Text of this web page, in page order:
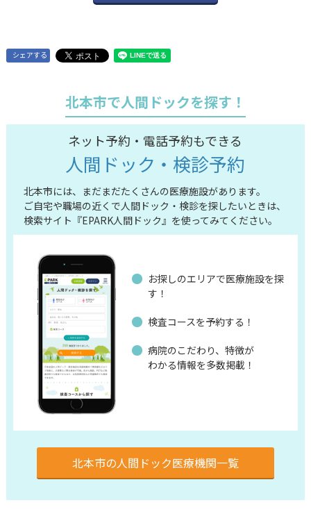
シェアする
北本市で人間ドックを探す！
ネット予約・電話予約もできる
人間ドック・検診予約
北本市には、まだまだたくさんの医療施設があります。
ご自宅や職場の近くで人間ドック・検診を探したいときは、
検索サイト『EPARK人間ドック』を使ってみてください。
お探しのエリアで医療施設を探
す！
検査コースを予約する！
病院のこだわり、特徴が
わかる情報を多数掲載！
北本市の人間ドック医療機関一覧